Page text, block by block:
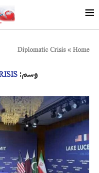
Home
»
Diplomatic Crisis
وسم: